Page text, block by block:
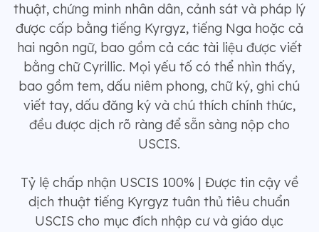
thuật, chứng minh nhân dân, cảnh sát và pháp lý
được cấp bằng tiếng Kyrgyz, tiếng Nga hoặc cả
hai ngôn ngữ, bao gồm cả các tài liệu được viết
bằng chữ Cyrillic. Mọi yếu tố có thể nhìn thấy,
bao gồm tem, dấu niêm phong, chữ ký, ghi chú
viết tay, dấu đăng ký và chú thích chính thức,
đều được dịch rõ ràng để sẵn sàng nộp cho
USCIS.
Tỷ lệ chấp nhận USCIS 100% | Được tin cậy về
dịch thuật tiếng Kyrgyz tuân thủ tiêu chuẩn
USCIS cho mục đích nhập cư và giáo dục